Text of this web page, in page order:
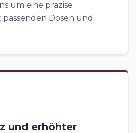
um eine präzise
Dosen und
und erhöhter